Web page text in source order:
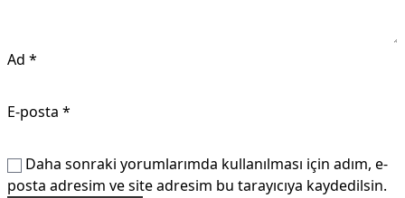
Ad *
E-posta *
Daha sonraki yorumlarımda kullanılması için adım, e-
posta adresim ve site adresim bu tarayıcıya kaydedilsin.